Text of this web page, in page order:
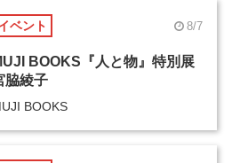
ベント 8/7
BOOKS『人と物』特別展
脇綾子
BOOKS